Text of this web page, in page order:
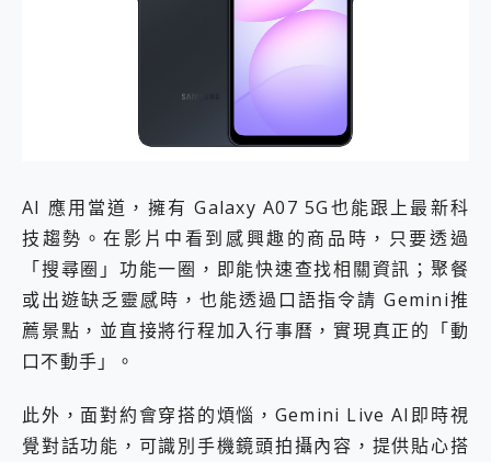
AI 應用當道，擁有 Galaxy A07 5G也能跟上最新科
技趨勢。在影片中看到感興趣的商品時，只要透過
「搜尋圈」功能一圈，即能快速查找相關資訊；聚餐
或出遊缺乏靈感時，也能透過口語指令請 Gemini推
薦景點，並直接將行程加入行事曆，實現真正的「動
口不動手」。
此外，面對約會穿搭的煩惱，Gemini Live AI即時視
覺對話功能，可識別手機鏡頭拍攝內容，提供貼心搭